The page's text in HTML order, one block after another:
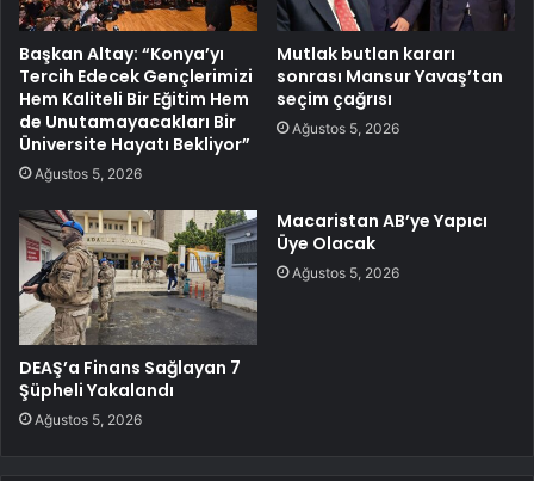
Başkan Altay: “Konya’yı
Tercih Edecek Gençlerimizi
Hem Kaliteli Bir Eğitim Hem
de Unutamayacakları Bir
Üniversite Hayatı Bekliyor”
Ağustos 5, 2026
Mutlak butlan kararı
sonrası Mansur Yavaş’tan
seçim çağrısı
Ağustos 5, 2026
DEAŞ’a Finans Sağlayan 7
Şüpheli Yakalandı
Ağustos 5, 2026
Macaristan AB’ye Yapıcı
Üye Olacak
Ağustos 5, 2026